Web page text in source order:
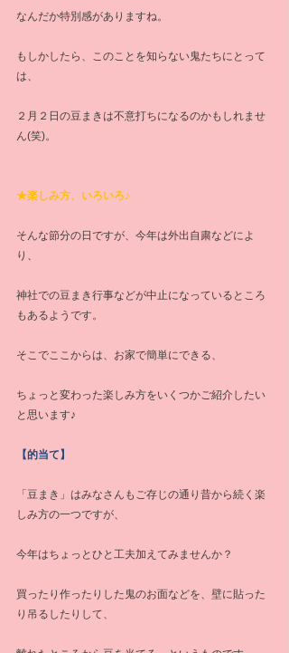
なんだか特別感がありますね。
もしかしたら、このことを知らない鬼たちにとって
は、
２月２日の豆まきは不意打ちになるのかもしれませ
ん(笑)。
★楽しみ方、いろいろ♪
そんな節分の日ですが、今年は外出自粛などによ
り、
神社での豆まき行事などが中止になっているところ
もあるようです。
そこでここからは、お家で簡単にできる、
ちょっと変わった楽しみ方をいくつかご紹介したい
と思います♪
【的当て】
「豆まき」はみなさんもご存じの通り昔から続く楽
しみ方の一つですが、
今年はちょっとひと工夫加えてみませんか？
買ったり作ったりした鬼のお面などを、壁に貼った
り吊るしたりして、